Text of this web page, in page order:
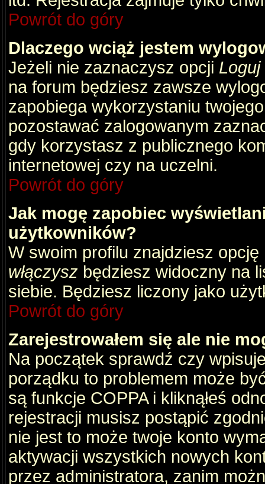
Powrót do góry
Dlaczego wciąż jestem
Jeżeli nie zaznaczysz opcji
na forum będziesz zawsze
zapobiega wykorzystaniu
pozostawać zalogowanym
gdy korzystasz z publicznego
internetowej czy na uczelni.
Powrót do góry
Jak mogę zapobiec
użytkowników?
W swoim profilu znajdziesz opcję
włączysz będziesz widoczny na
siebie. Będziesz liczony jako
Powrót do góry
Zarejestrowałem się ale nie
Na początek sprawdź czy
porządku to problemem może
są funkcje COPPA i kliknąłeś
rejestracji musisz postąpić
nie jest to może twoje konto
aktywacji wszystkich nowych
przez administratora, zanim